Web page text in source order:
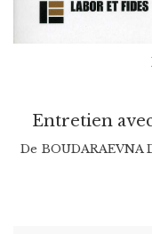
Entretien
De BOUDARAEVNA